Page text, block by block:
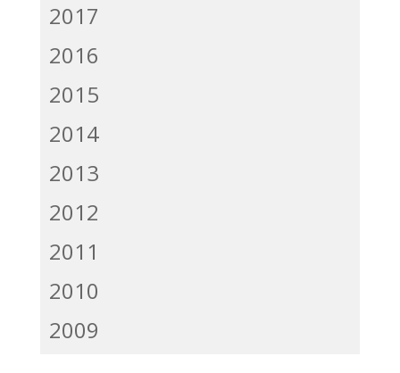
2017
2016
2015
2014
2013
2012
2011
2010
2009